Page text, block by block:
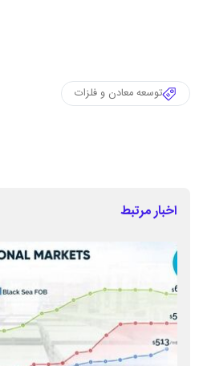
توسعه معادن و فلزات
اخبار مرتبط